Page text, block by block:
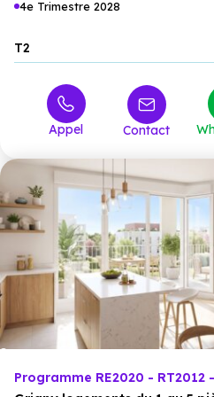
4e Trimestre 2028
T2
Appel Contact
Programme RE2020 - RT2012 -